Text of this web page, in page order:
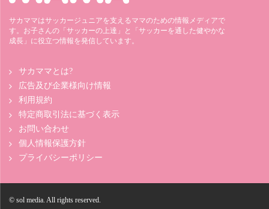
サカママはサッカージュニアを支えるママのための情報メディアで
す。お子さんの「サッカーの上達」と「サッカーを通した健やかな
成長」に役立つ情報を発信しています。
サカママとは?
広告及び企業様向け情報
利用規約
特定商取引法に基づく表示
お問い合わせ
個人情報保護方針
プライバシーポリシー
© sol media. All rights reserved.